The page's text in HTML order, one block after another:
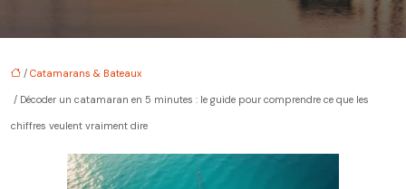
/ Catamarans & Bateaux
/ Décoder un catamaran en 5 minutes : le guide pour comprendre ce que les
chiffres veulent vraiment dire